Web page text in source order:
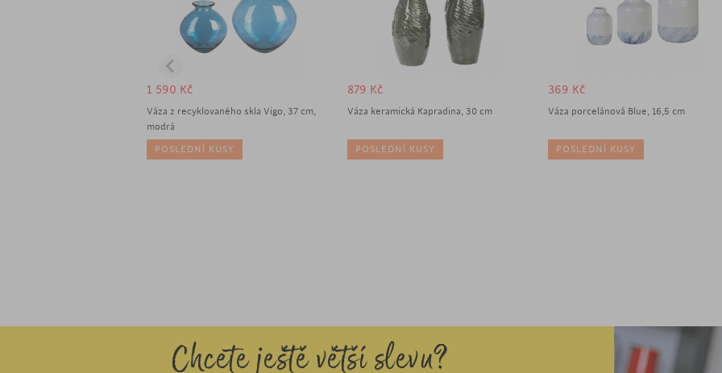
1 590 Kč
Váza z recyklovaného skla Vigo, 37 cm,
modrá
POSLEDNÍ KUSY
879 Kč
Váza keramická Kapradina, 30 cm
POSLEDNÍ KUSY
369 Kč
Váza porcelánová Blue, 16,5 cm
POSLEDNÍ KUSY
Chcete ještě větší slevu?